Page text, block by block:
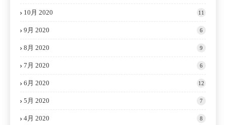
10月 2020 11
9月 2020 6
8月 2020 9
7月 2020 6
6月 2020 12
5月 2020 7
4月 2020 8